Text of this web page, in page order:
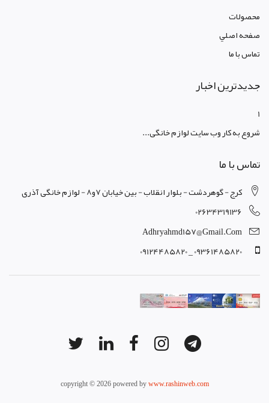
محصولات
صفحه اصلي
تماس با ما
جدیدترین اخبار
1
شروع به کار وب سایت لوازم خانگی...
تماس با ما
کرج - گوهردشت - بلوار انقلاب - بین خیابان 7و8 - لوازم خانگی آذری
02634319136
Adhryahmd157@gmail.com
09361485820 _ 09124485820
copyright © 2026 powered by www.rashinweb.com